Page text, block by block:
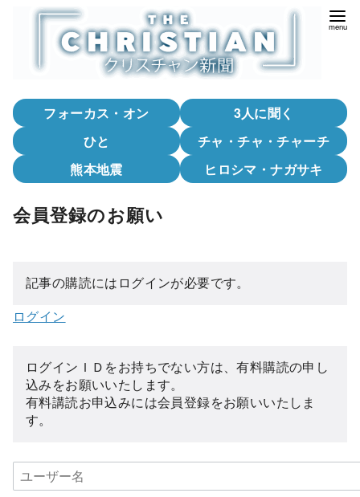
フォーカス・オン
3人に聞く
ひと
チャ・チャ・チャーチ
熊本地震
ヒロシマ・ナガサキ
会員登録のお願い
記事の購読にはログインが必要です。
ログイン
ログインＩＤをお持ちでない方は、有料購読の申し
込みをお願いいたします。
有料講読お申込みには会員登録をお願いいたしま
す。